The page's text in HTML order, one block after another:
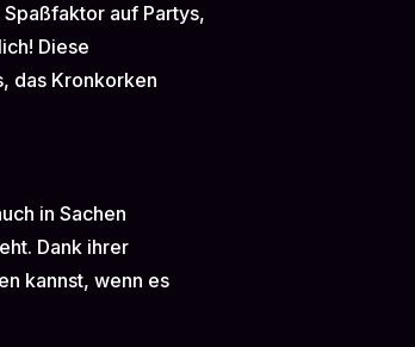
auf Partys,
Diese
das Kronkorken
in Sachen
Dank ihrer
kannst, wenn es